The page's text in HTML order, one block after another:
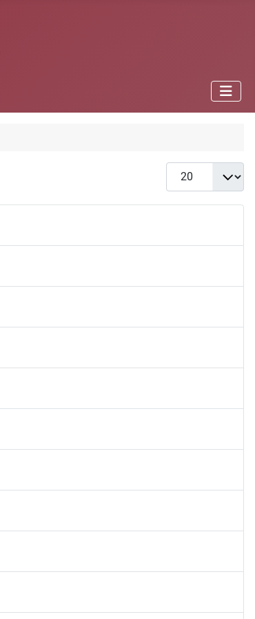
Anzeige #